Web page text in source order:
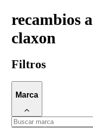
recambios
claxon
Filtros
Marca